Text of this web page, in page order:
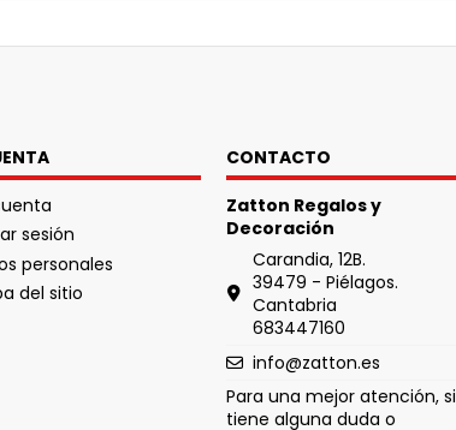
sesión
personales
del sitio
CONTACTO
Zatton Regalos y
Decoración
Carandia, 12B.
39479 - Piélagos.
Cantabria
683447160
info@zatton.es
Para una mejor atención, si
tiene alguna duda o